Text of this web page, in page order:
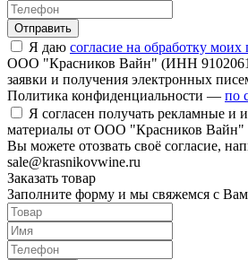
Отправить
Я даю согласие на обработку
ООО "Красников Вайн" (ИНН
заявки и получения электронных
Политика конфиденциальности — по
Я согласен получать рекламные
материалы от ООО "Красников Вайн"
Вы можете отозвать своё согласие,
sale@krasnikovwine.ru
Заказать товар
Заполните форму и мы свяжемся с